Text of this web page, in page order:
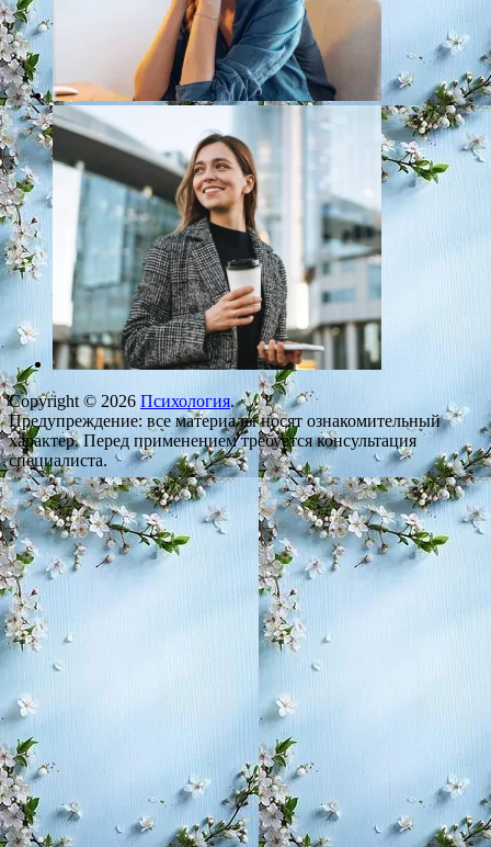
Copyright © 2026 Психология.
Предупреждение: все материалы носят ознакомительный
характер. Перед применением требуется консультация
специалиста.